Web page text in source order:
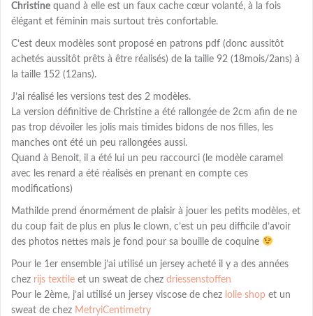
Christine quand à elle est un faux cache cœur volanté, à la fois
élégant et féminin mais surtout très confortable.
C’est deux modèles sont proposé en patrons pdf (donc aussitôt
achetés aussitôt prêts à être réalisés) de la taille 92 (18mois/2ans) à
la taille 152 (12ans).
J’ai réalisé les versions test des 2 modèles.
La version définitive de Christine a été rallongée de 2cm afin de ne
pas trop dévoiler les jolis mais timides bidons de nos filles, les
manches ont été un peu rallongées aussi.
Quand à Benoit, il a été lui un peu raccourci (le modèle caramel
avec les renard a été réalisés en prenant en compte ces
modifications)
Mathilde prend énormément de plaisir à jouer les petits modèles, et
du coup fait de plus en plus le clown, c’est un peu difficile d’avoir
des photos nettes mais je fond pour sa bouille de coquine
Pour le 1er ensemble j’ai utilisé un jersey acheté il y a des années
chez rijs textile et un sweat de chez driessenstoffen
Pour le 2ème, j’ai utilisé un jersey viscose de chez lolie shop et un
sweat de chez MetryiCentimetry